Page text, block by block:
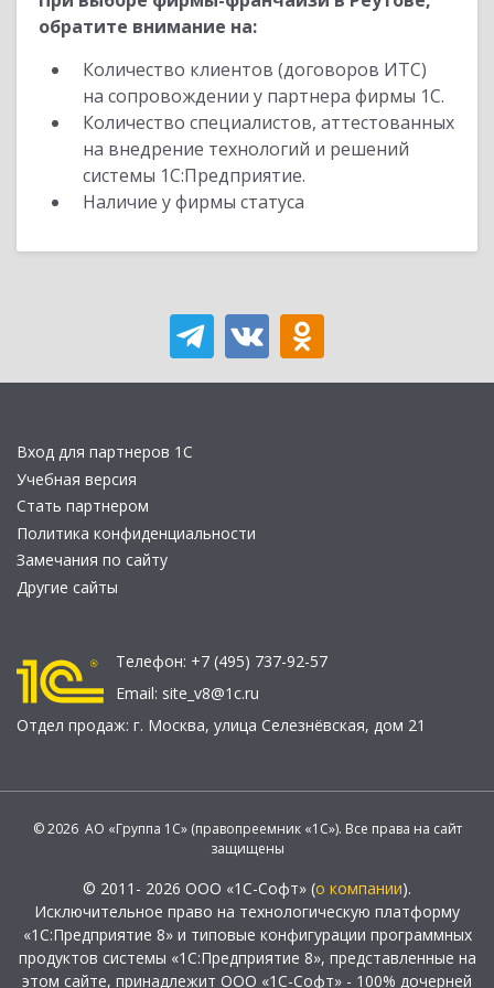
обратите внимание на:
Количество клиентов (договоров ИТС)
на сопровождении у партнера фирмы 1С.
Количество специалистов, аттестованных
на внедрение технологий и решений
системы 1С:Предприятие.
Наличие у фирмы статуса
Вход для партнеров 1С
Учебная версия
Стать партнером
Политика конфиденциальности
Замечания по сайту
Другие сайты
Телефон: +7 (495) 737-92-57
Email: site_v8@1c.ru
Отдел продаж: г. Москва, улица Селезнёвская, дом 21
© 2026 АО «Группа 1С» (правопреемник «1С»). Все права на сайт
защищены
© 2011- 2026 ООО «1С-Софт» (о компании).
Исключительное право на технологическую платформу
«1С:Предприятие 8» и типовые конфигурации программных
продуктов системы «1С:Предприятие 8», представленные на
этом сайте, принадлежит ООО «1С-Софт» - 100% дочерней